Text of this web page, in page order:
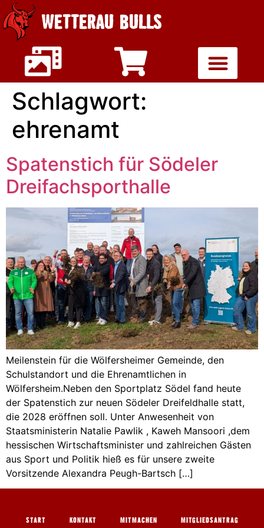
WETTERAU BULLS
Schlagwort:
ehrenamt
Spatenstich für Södeler
Dreifachsporthalle
Meilenstein für die Wölfersheimer Gemeinde, den
Schulstandort und die Ehrenamtlichen in
Wölfersheim.Neben den Sportplatz Södel fand heute
der Spatenstich zur neuen Södeler Dreifeldhalle statt,
die 2028 eröffnen soll. Unter Anwesenheit von
Staatsministerin Natalie Pawlik , Kaweh Mansoori ,dem
hessischen Wirtschaftsminister und zahlreichen Gästen
aus Sport und Politik hieß es für unsere zweite
Vorsitzende Alexandra Peugh-Bartsch […]
START KONTAKT MITMACHEN MITGLIEDSANTRAG